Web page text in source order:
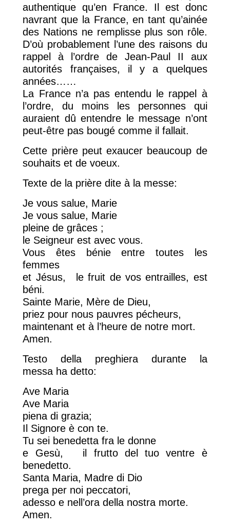
authentique qu’en France. Il est donc
navrant que la France, en tant qu’ainée
des Nations ne remplisse plus son rôle.
D’où probablement l’une des raisons du
rappel à l’ordre de Jean-Paul II aux
autorités françaises, il y a quelques
années……
La France n’a pas entendu le rappel à
l’ordre, du moins les personnes qui
auraient dû entendre le message n’ont
peut-être pas bougé comme il fallait.
Cette prière peut exaucer beaucoup de
souhaits et de voeux.
Texte de la prière dite à la messe:
Je vous salue, Marie
Je vous salue, Marie
pleine de grâces ;
le Seigneur est avec vous.
Vous êtes bénie entre toutes les
femmes
et Jésus, le fruit de vos entrailles, est
béni.
Sainte Marie, Mère de Dieu,
priez pour nous pauvres pécheurs,
maintenant et à l’heure de notre mort.
Amen.
Testo della preghiera durante la
messa ha detto:
Ave Maria
Ave Maria
piena di grazia;
Il Signore è con te.
Tu sei benedetta fra le donne
e Gesù, il frutto del tuo ventre è
benedetto.
Santa Maria, Madre di Dio
prega per noi peccatori,
adesso e nell’ora della nostra morte.
Amen.